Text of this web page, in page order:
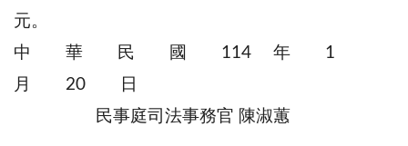
元。
中 華 民 國 114 年 1
月 20 日
民事庭司法事務官 陳淑蕙